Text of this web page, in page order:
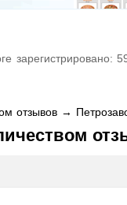
зарегистрировано:
отзывов →